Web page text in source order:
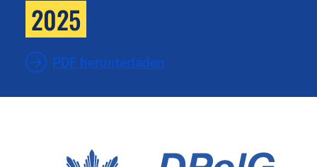
2025
PDF herunterladen